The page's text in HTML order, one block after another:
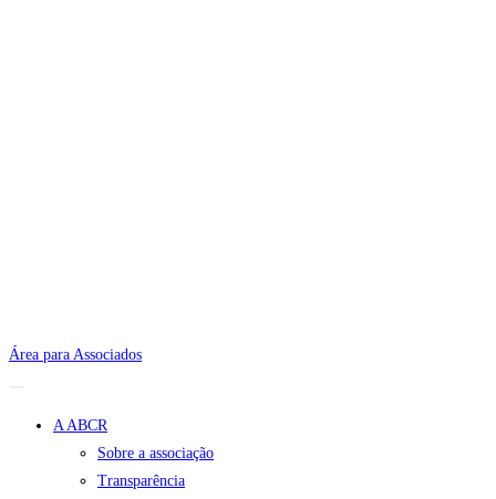
Área para Associados
A ABCR
Sobre a associação
Transparência